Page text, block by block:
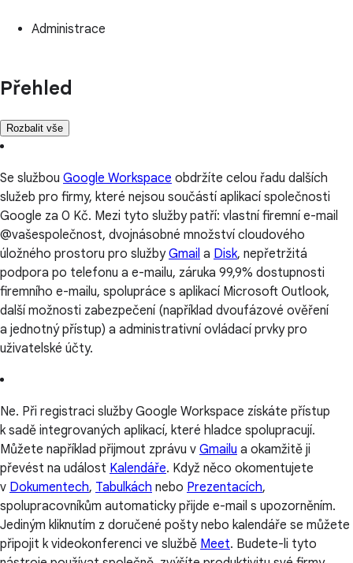
Administrace
Přehled
Rozbalit vše
Se službou Google Workspace obdržíte celou řadu dalších
služeb pro firmy, které nejsou součástí aplikací společnosti
Google za 0 Kč. Mezi tyto služby patří: vlastní firemní e-mail
@vašespolečnost, dvojnásobné množství cloudového
úložného prostoru pro službyGmail a Disk, nepřetržitá
podpora po telefonu a e-mailu, záruka 99,9% dostupnosti
firemního e-mailu, spolupráce s aplikací Microsoft Outlook,
další možnosti zabezpečení (například dvoufázové ověření
a jednotný přístup) a administrativní ovládací prvky pro
uživatelské účty.
Ne. Při registraci služby Google Workspace získáte přístup
k sadě integrovaných aplikací, které hladce spolupracují.
Můžete například přijmout zprávu v Gmailu a okamžitě ji
převést na událost Kalendáře. Když něco okomentujete
v Dokumentech, Tabulkách nebo Prezentacích,
spolupracovníkům automaticky přijde e-mail s upozorněním.
Jediným kliknutím z doručené pošty nebo kalendáře se můžete
připojit k videokonferenci ve službě Meet. Budete-li tyto